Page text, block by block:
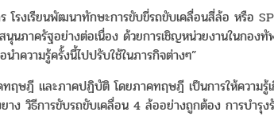
โรงเรียนพัฒนาทักษะการขับขี่รถขับเคลื่อนสี่ล้อ หรื
นภาครัฐอย่างต่อเนื่อง ด้วยการเชิญหน่วยงานในกอง
ำความรู้ครั้งนี้ไปปรับใช้ในภารกิจต่างๆ”
ษฎี และภาคปฏิบัติ โดยภาคทฤษฎี เป็นการให้ความรู้
าง วิธีการขับรถขับเคลื่อน 4 ล้ออย่างถูกต้อง การบำรุ